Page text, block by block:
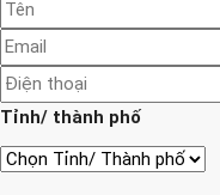
Tỉnh/ thành phố